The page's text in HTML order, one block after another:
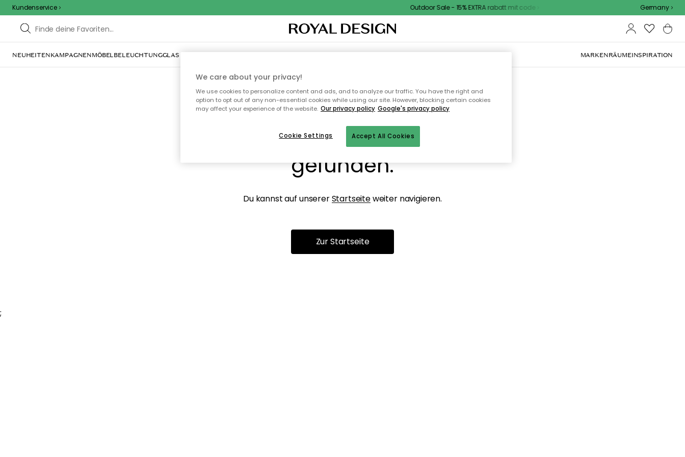
Kundenservice Outdoor Sale - 15% EXTRA rabatt mit code Germany
NEUHEITENKAMPAGNENMÖBELBELEUCHTUNGGLAS & GESCHIRRINNENEINRICHTUNGTEXTILIEN & TEPPICHEKÜCHEAUFBEWAHRUNGOUTDOOR-MÖBEL MARKENRÄUMEINSPIRATION
Ooops, die Seite wurde nicht
gefunden.
Du kannst auf unsererStartseiteweiter navigieren.
Zur Startseite
;
We care about your privacy!
We use cookies to personalize content and ads, and to analyze our traffic. You have the right and
option to opt out of any non-essential cookies while using our site. However, blocking certain cookies
may affect your experience of the website. Our privacy policy Google's privacy policy
Accept All Cookies
Cookie Settings